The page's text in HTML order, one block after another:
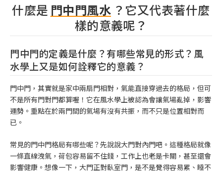
什麼是 門中門風水 ？它又代表著什麼
樣的意義呢？
門中門的定義是什麼？有哪些常見的形式？風
水學上又是如何詮釋它的意義？
門中門，其實就是家中兩扇門相對，氣能直接穿過去的格局，但可
不是所有門對門都算喔！它在風水學上被認為會讓氣場亂掉，影響
運勢。重點在於兩門間的氣場有沒有共振，而不只是位置相對而
已。
常見的門中門格局有哪些呢？先說說大門對內門吧。這種格局就像
一條直線洩氣，荷包容易留不住錢，工作上也老是卡關，甚至還會
影響健康。想像一下，大門正對臥室門，是不是覺得容易累、睡不